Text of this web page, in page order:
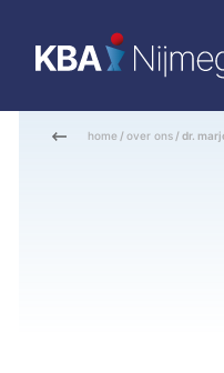
home /over ons / dr.